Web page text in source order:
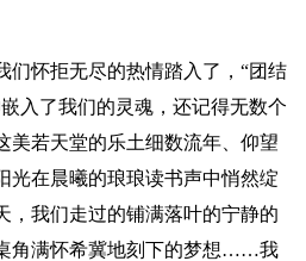
们怀拒无尽的热情踏入了，“团结
入了我们的灵魂，还记得无数个
美若天堂的乐土细数流年、仰望
光在晨曦的琅琅读书声中悄然绽
，我们走过的铺满落叶的宁静的
角满怀希冀地刻下的梦想……我